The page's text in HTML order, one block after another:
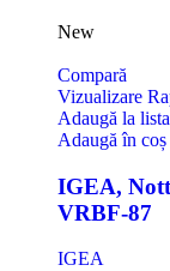
New
Compară
Vizualizare
Adaugă la
Adaugă în coș
IGEA,
VRBF-87
IGEA